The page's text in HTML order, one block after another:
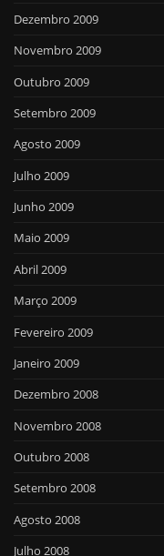
Dezembro 2009
Novembro 2009
Outubro 2009
Setembro 2009
Agosto 2009
Julho 2009
Junho 2009
Maio 2009
Abril 2009
Março 2009
Fevereiro 2009
Janeiro 2009
Dezembro 2008
Novembro 2008
Outubro 2008
Setembro 2008
Agosto 2008
Julho 2008